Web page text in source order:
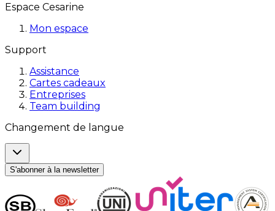
Espace Cesarine
Mon espace
Support
Assistance
Cartes cadeaux
Entreprises
Team building
Changement de langue
S'abonner à la newsletter